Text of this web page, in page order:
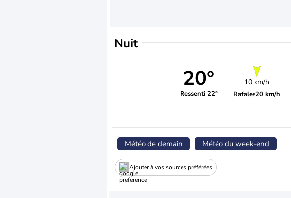
Nuit
20°
Ressenti 22°
10 km/h
Rafales20 km/h
Météo de demain Météo du week-end
Ajouter à vos sources préférées